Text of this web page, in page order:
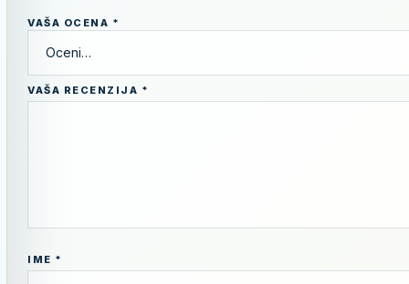
VAŠA OCENA *
VAŠA RECENZIJA *
IME *